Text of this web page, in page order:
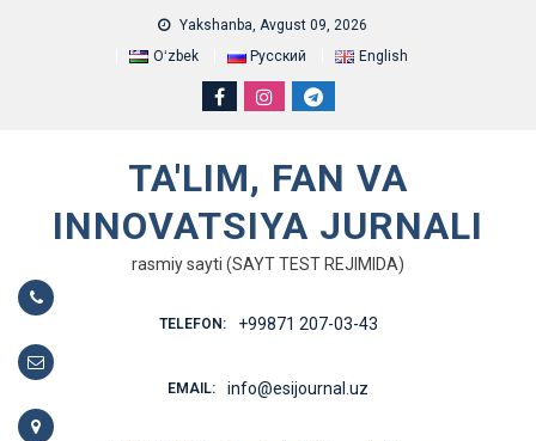
Yakshanba, Avgust 09, 2026
Oʻzbek
Русский English
TA'LIM, FAN VA
INNOVATSIYA JURNALI
rasmiy sayti (SAYT TEST REJIMIDA)
TELEFON: +99871 207-03-43
EMAIL: info@esijournal.uz